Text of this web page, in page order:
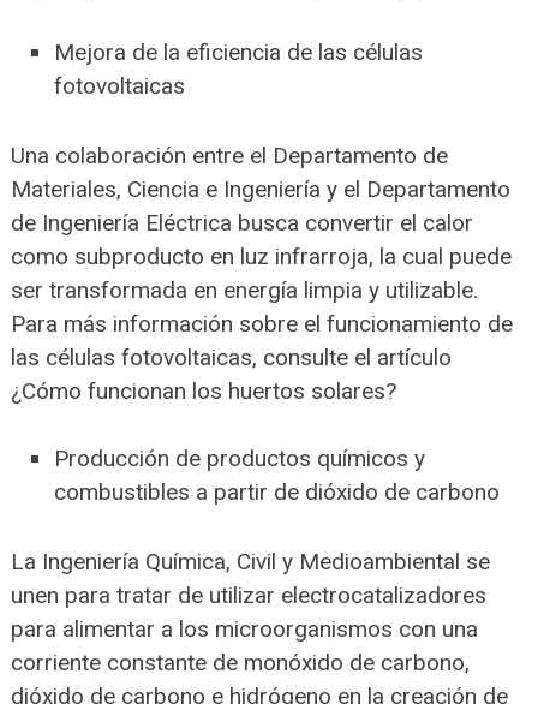
Mejora de la eficiencia de las células
fotovoltaicas
Una colaboración entre el Departamento de
Materiales, Ciencia e Ingeniería y el Departamento
de Ingeniería Eléctrica busca convertir el calor
como subproducto en luz infrarroja, la cual puede
ser transformada en energía limpia y utilizable.
Para más información sobre el funcionamiento de
las células fotovoltaicas, consulte el artículo
¿Cómo funcionan los huertos solares?
Producción de productos químicos y
combustibles a partir de dióxido de carbono
La Ingeniería Química, Civil y Medioambiental se
unen para tratar de utilizar electrocatalizadores
para alimentar a los microorganismos con una
corriente constante de monóxido de carbono,
dióxido de carbono e hidrógeno en la creación de